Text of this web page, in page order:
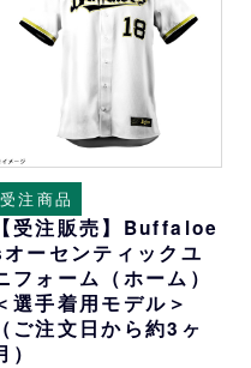
受注商品
【受注販売】Buffaloe
ーセンティックユ
フォーム（ホーム）
選手着用モデル＞
（ご注文日から約3ヶ
）